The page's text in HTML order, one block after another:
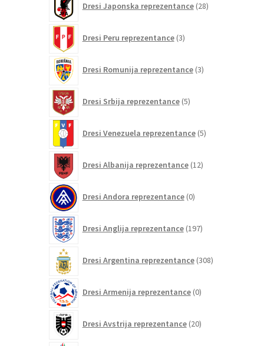
Dresi Japonska reprezentance 28izdelkov
Dresi Peru reprezentance 3izdelki
Dresi Romunija reprezentance 3izdelki
Dresi Srbija reprezentance 5izdelkov
Dresi Venezuela reprezentance 5izdelkov
Dresi Albanija reprezentance 12izdelkov
Dresi Andora reprezentance 0izdelkov
Dresi Anglija reprezentance 197izdelkov
Dresi Argentina reprezentance 308izdelkov
Dresi Armenija reprezentance 0izdelkov
Dresi Avstrija reprezentance 20izdelkov